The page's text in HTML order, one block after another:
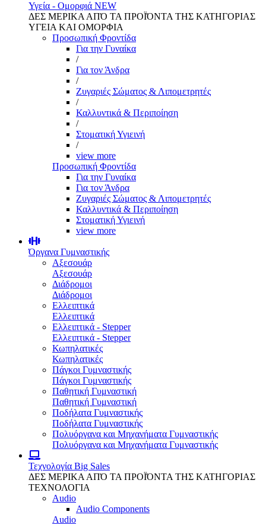
Υγεία - Ομορφιά NEW
ΔΕΣ ΜΕΡΙΚΑ ΑΠΌ ΤΑ ΠΡΟΪΌΝΤΑ ΤΗΣ ΚΑΤΗΓΟΡΙΑΣ
ΥΓΕΙΑ ΚΑΙ ΟΜΟΡΦΙΑ
Προσωπική Φροντίδα
Για την Γυναίκα
/
Για τον Άνδρα
/
Ζυγαριές Σώματος & Λιπομετρητές
/
Καλλυντικά & Περιποίηση
/
Στοματική Υγιεινή
/
view more
Προσωπική Φροντίδα
Για την Γυναίκα
Για τον Άνδρα
Ζυγαριές Σώματος & Λιπομετρητές
Καλλυντικά & Περιποίηση
Στοματική Υγιεινή
view more
Όργανα Γυμναστικής
Αξεσουάρ
Αξεσουάρ
Διάδρομοι
Διάδρομοι
Ελλειπτικά
Ελλειπτικά
Ελλειπτικά - Stepper
Ελλειπτικά - Stepper
Κωπηλατικές
Κωπηλατικές
Πάγκοι Γυμναστικής
Πάγκοι Γυμναστικής
Παθητική Γυμναστική
Παθητική Γυμναστική
Ποδήλατα Γυμναστικής
Ποδήλατα Γυμναστικής
Πολυόργανα και Μηχανήματα Γυμναστικής
Πολυόργανα και Μηχανήματα Γυμναστικής
Τεχνολογία Big Sales
ΔΕΣ ΜΕΡΙΚΑ ΑΠΌ ΤΑ ΠΡΟΪΌΝΤΑ ΤΗΣ ΚΑΤΗΓΟΡΙΑΣ
ΤΕΧΝΟΛΟΓΙΑ
Audio
Audio Components
Audio